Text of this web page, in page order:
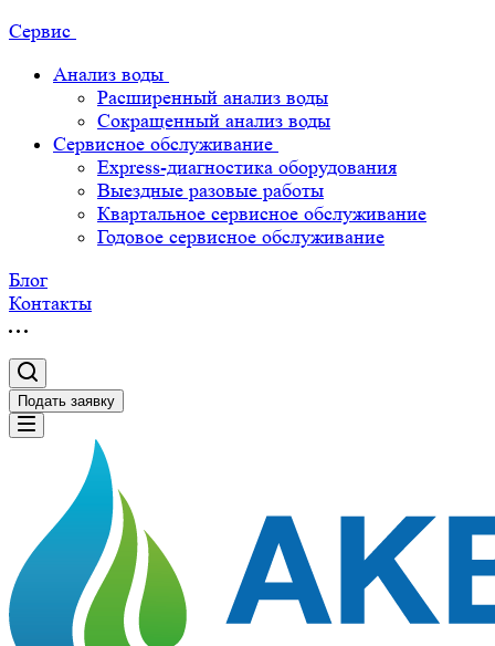
Сервис
Анализ воды
Расширенный анализ воды
Сокращенный анализ воды
Сервисное обслуживание
Express-диагностика оборудования
Выездные разовые работы
Квартальное сервисное обслуживание
Годовое сервисное обслуживание
Блог
Контакты
Подать заявку